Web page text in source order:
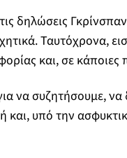
δηλώσεις
Ταυτόχρονα,
και, σε κάποιες
να συζητήσουμε,
υπό την